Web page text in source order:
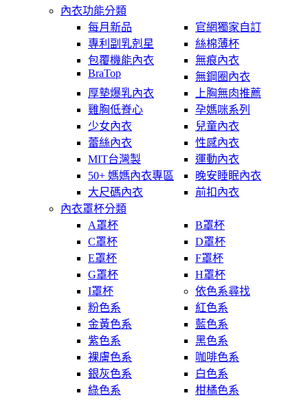
內衣功能分類
每月新品
官網獨家自訂
專利副乳剋星
絲棉薄杯
包覆機能內衣
無痕內衣
BraTop
無鋼圈內衣
厚墊爆乳內衣
上胸無肉推薦
雞胸低脊心
孕媽咪系列
少女內衣
兒童內衣
蕾絲內衣
性感內衣
MIT台灣製
運動內衣
50+ 媽媽內衣專區
晚安睡眠內衣
大尺碼內衣
前扣內衣
內衣罩杯分類
A罩杯
B罩杯
C罩杯
D罩杯
E罩杯
F罩杯
G罩杯
H罩杯
I罩杯
依色系尋找
粉色系
紅色系
金黃色系
藍色系
紫色系
黑色系
裸膚色系
咖啡色系
銀灰色系
白色系
綠色系
柑橘色系